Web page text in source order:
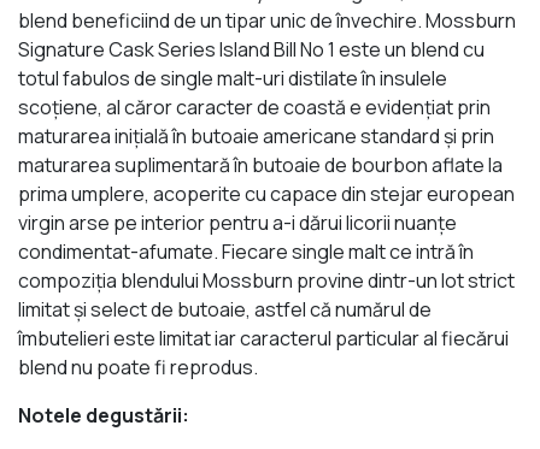
blend beneficiind de un tipar unic de învechire. Mossburn
Signature Cask Series Island Bill No 1 este un blend cu
totul fabulos de single malt-uri distilate în insulele
scoțiene, al căror caracter de coastă e evidențiat prin
maturarea inițială în butoaie americane standard și prin
maturarea suplimentară în butoaie de bourbon aflate la
prima umplere, acoperite cu capace din stejar european
virgin arse pe interior pentru a-i dărui licorii nuanțe
condimentat-afumate. Fiecare single malt ce intră în
compoziția blendului Mossburn provine dintr-un lot strict
limitat și select de butoaie, astfel că numărul de
îmbutelieri este limitat iar caracterul particular al fiecărui
blend nu poate fi reprodus.
Notele degustării: